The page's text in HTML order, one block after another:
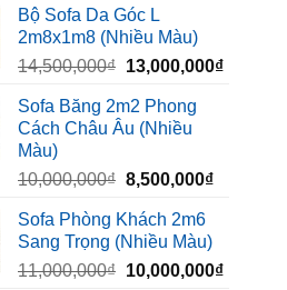
là:
13,500,000₫.
Bộ Sofa Da Góc L
2m8x1m8 (Nhiều Màu)
14,500,000₫ Giá
là:
14,500,000₫.
13,000,000₫Giá
Sofa Băng 2m2 Phong
Cách Châu Âu (Nhiều
Màu)
10,000,000₫ Giá
là:
10,000,000₫.
8,500,000₫Giá
là:
Sofa Phòng Khách 2m6
Sang Trọng (Nhiều Màu)
11,000,000₫ Giá
10,000,000₫Giá